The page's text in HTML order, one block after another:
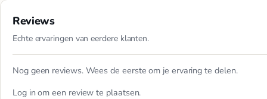
Reviews
Echte ervaringen van eerdere klanten.
Nog geen reviews. Wees de eerste om je ervaring te delen.
Log in om een review te plaatsen.